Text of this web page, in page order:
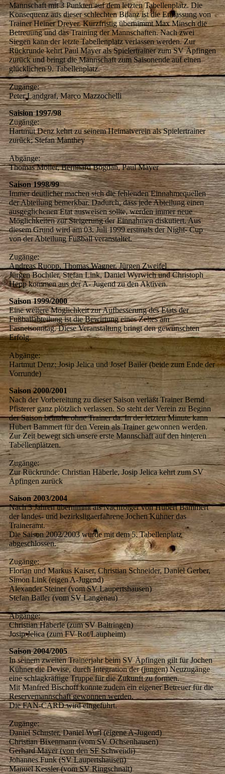
Mannschaft mit 3 Punkten auf dem letzten Tabellenplatz. Die
Konsequenz aus dieser schlechten Bilanz ist die Entlassung von
Trainer Heiner Dreyer. Kurzfristig übernimmt Max Minsch die
Betreuung und das Training der Mannschaften. Nach zwei
Siegen kann der letzte Tabellenplatz verlassen werden. Zur
Rückrunde kehrt Paul Mayer als Spielertrainer zum SV Äpfingen
zurück und bringt die Mannschaft zum Saisonende auf einen
glücklichen 9. Tabellenplatz.
Zugänge:
Peter Landgraf, Marco Mazzochelli
Saision 1997/98
Zugänge:
Hartmut Denz kehrt zu seinem Heimatverein als Spielertrainer
zurück; Stefan Manthey
Abgänge:
Thomas Möller, Bernhard Bogdan, Paul Mayer
Saison 1998/99
Immer deutlicher machen sich die fehlenden Einnahmequellen
der Abteilung bemerkbar. Dadurch, dass jede Abteilung einen
ausgeglichenen Etat ausweisen sollte, werden immer neue
Möglichkeiten zur Steigerung der Einnahmen diskutiert. Aus
diesem Grund wird am 03. Juli 1999 erstmals der Night- Cup
von der Abteilung Fußball veranstaltet.
Zugänge:
Andreas Ruopp, Thomas Wagner, Jürgen Zweifel
Jürgen Bochtler, Stefan Link, Daniel Wyrwich und Christoph
Hepp kommen aus der A- Jugend zu den Aktiven.
Saison 1999/2000
Eine weitere Möglichkeit zur Aufbesserung des Etats der
Fußballabteilung ist die Bewirtung eines Zeltes am
Fasnetsonntag. Diese Veranstaltung bringt den gewünschten
Erfolg.
Abgänge:
Hartmut Denz; Josip Jelica und Josef Bailer (beide zum Ende der
Vorrunde)
Saison 2000/2001
Nach der Vorbereitung zu dieser Saison verläßt Trainer Bernd
Pfisterer ganz plötzlich verlassen. So steht der Verein zu Beginn
der Saison beinahe ohne Trainer da. In der letzten Minute kann
Hubert Bammert für den Verein als Trainer gewonnen werden.
Zur Zeit bewegt sich unsere erste Mannschaft auf den hinteren
Tabellenplätzen.
Zugänge:
Zur Rückrunde: Christian Häberle, Josip Jelica kehrt zum SV
Äpfingen zurück
Saison 2003/2004
Nach 3 Jahren übernimmt als Nachfolger von Hubert Bammert
der landes- und bezirksligaerfahrene Jochen Kühner das
Traineramt.
Die Saison 2002/2003 wurde mit dem 5. Tabellenplatz
abgeschlossen.
Zugänge:
Florian und Markus Kaiser, Christian Schneider, Daniel Gerber,
Simon Link (eigen A-Jugend)
Alexander Steiner (vom SV Laupertshausen)
Stefan Bailer (vom SV Langenau)
Abgänge:
Christian Häberle (zum SV Baltringen)
Josip Jelica (zum FV Rot/Laupheim)
Saison 2004/2005
In seinem zweiten Trainerjahr beim SV Äpfingen gilt für Jochen
Kühner die Devise, durch Integration der (jungen) Neuzugänge
eine schlagkräftige Truppe für die Zukunft zu formen.
Mit Manfred Bischoff konnte zudem ein eigener Betreuer für die
Reservemannschaft gewonnen werden.
Die FAN-CARD wird eingeführt.
Zugänge:
Daniel Schuster, Daniel Wurl (eigene A-Jugend)
Christian Bixenmann (vom SV Ochsenhausen)
Gerhard Mayer (von den SF Schwendi)
Johannes Funk (SV Laupertshausen)
Manuel Kessler (vom SV Ringschnait)